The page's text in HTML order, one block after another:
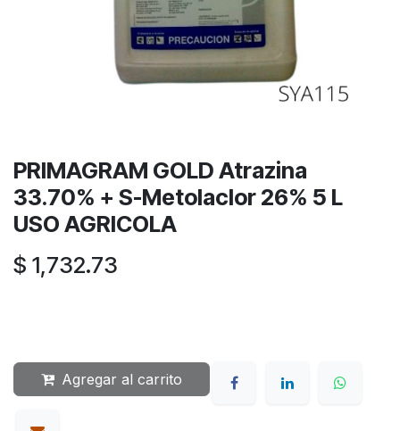
PRIMAGRAM GOLD Atrazina
33.70% + S-Metolaclor 26% 5 L
USO AGRICOLA
$ 1,732.73
Agregar al carrito